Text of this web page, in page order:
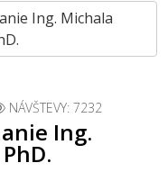
Ing. Michala
NÁVŠTEVY: 7232
Ing.